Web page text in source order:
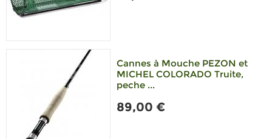
Cannes à Mouche PEZON et
MICHEL COLORADO Truite,
peche ...
89,00 €